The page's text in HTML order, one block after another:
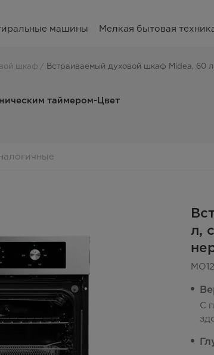
машины Мелкая бытовая
шкаф Встраиваемый духовой шкаф Midea, 60
таймером-Цвет
л,
С